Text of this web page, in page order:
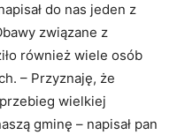
do nas jeden z
związane z
również wiele osób
– Przyznaję, że
wielkiej
gminę – napisał pan